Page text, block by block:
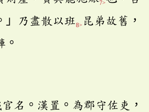
7>
」乃盡散以班8> 昆弟故舊，
。
名。漢置。為郡守佐吏，